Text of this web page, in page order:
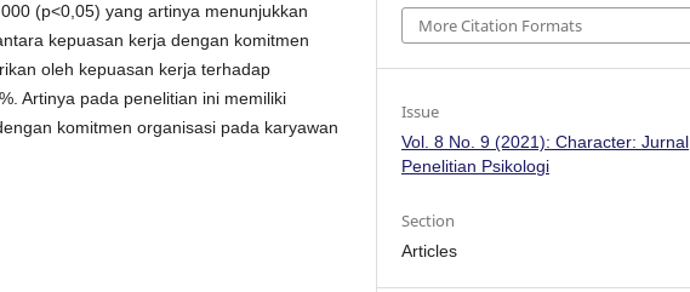
(p<0,05) yang artinya menunjukkan
kepuasan kerja dengan komitmen
oleh kepuasan kerja terhadap
Artinya pada penelitian ini memiliki
komitmen organisasi pada karyawan
More Citation Formats
Issue
Vol. 8 No. 9 (2021): Character: Jurnal
Penelitian Psikologi
Section
Articles